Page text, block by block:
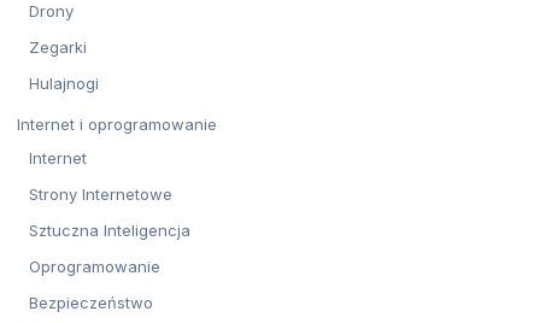
Drony
Zegarki
Hulajnogi
Internet i oprogramowanie
Internet
Strony Internetowe
Sztuczna Inteligencja
Oprogramowanie
Bezpieczeństwo